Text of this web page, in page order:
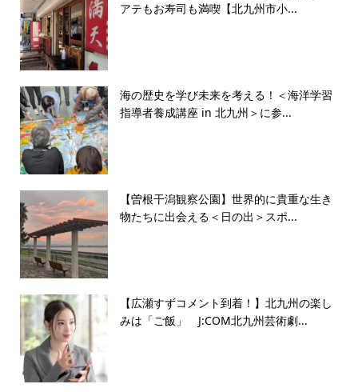
アテもお寿司も満喫【北九州市小...
海の歴史を学び未来を考える！＜海洋学習
指導者養成講座 in 北九州＞に参...
【曽根干潟観察公園】世界的に貴重な生き
物たちに出会える＜日の出＞スポ...
【広瀬すずコメント到着！】北九州の楽し
みは「ご飯」 J:COM北九州芸術劇...